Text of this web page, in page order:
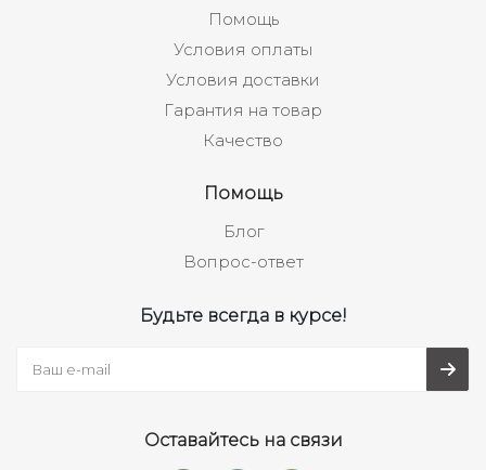
Помощь
Условия оплаты
Условия доставки
Гарантия на товар
Качество
Помощь
Блог
Вопрос-ответ
Будьте всегда в курсе!
Оставайтесь на связи